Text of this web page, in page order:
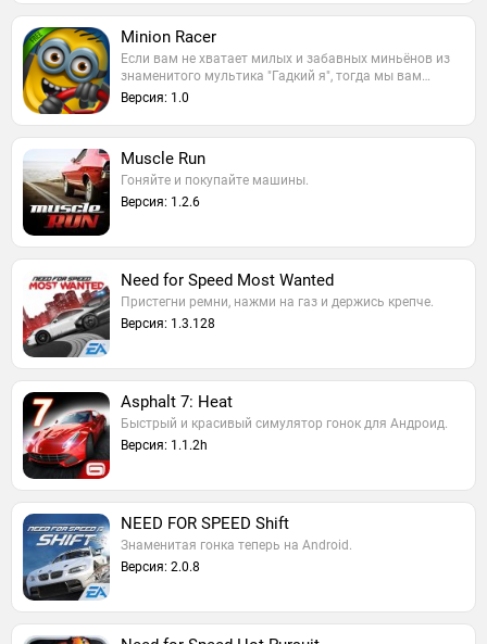
Minion Racer
Если вам не хватает милых и забавных миньёнов из
знаменитого мультика "Гадкий я", тогда мы вам…
Версия: 1.0
Muscle Run
Гоняйте и покупайте машины.
Версия: 1.2.6
Need for Speed Most Wanted
Пристегни ремни, нажми на газ и держись крепче.
Версия: 1.3.128
Asphalt 7: Heat
Быстрый и красивый симулятор гонок для Андроид.
Версия: 1.1.2h
NEED FOR SPEED Shift
Знаменитая гонка теперь на Android.
Версия: 2.0.8